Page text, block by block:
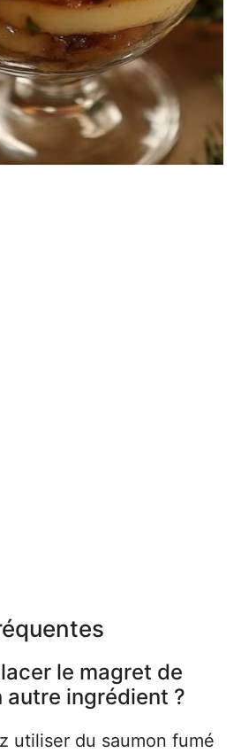
le magret de
autre ingrédient ?
utiliser du saumon fumé